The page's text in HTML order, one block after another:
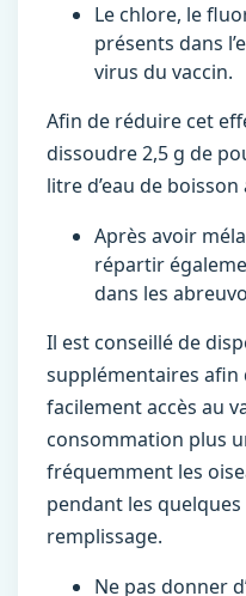
Le chlore, le
présents dans
virus du vaccin.
Afin de réduire cet
dissoudre 2,5 g de
litre d’eau de
Après avoir
répartir
dans les
Il est conseillé de
supplémentaires afin
facilement accès au
consommation plus
fréquemment les
pendant les
remplissage.
Ne pas donner